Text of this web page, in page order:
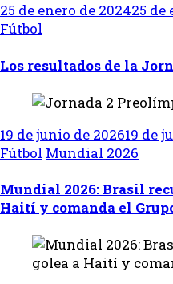
25 de enero de 202425 de
Fútbol
Los resultados de la
19 de junio de 202619 de
Fútbol Mundial 2026
Mundial 2026: Brasil
Haití y comanda el